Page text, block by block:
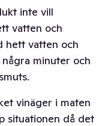
inte vill
vatten och
hett vatten och
minuter och
vinäger i maten
situationen då det